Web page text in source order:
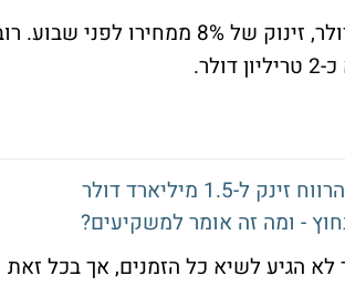
המטבע המוביל נסחר כעת תמורת 103400 דולר, זינוק של 8% ממחירו לפני
מיליארד דולר
- ומה זה אומר למשקיעים?
הגיע לשיא כל הזמנים, אך בכל זאת